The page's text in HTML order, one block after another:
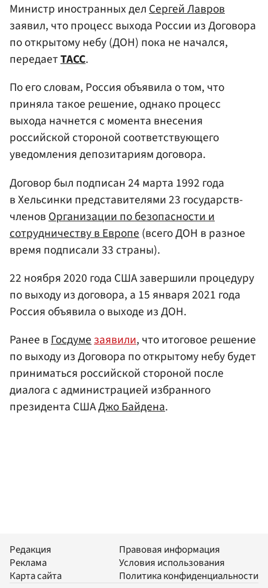
Министр иностранных делСергей Лавров
заявил, что процесс выхода России из Договора
по открытому небу (ДОН) пока не начался,
передаетТАСС.
По его словам, Россия объявила о том, что
приняла такое решение, однако процесс
выхода начнется с момента внесения
российской стороной соответствующего
уведомления депозитариям договора.
Договор был подписан 24 марта 1992 года
в Хельсинки представителями 23 государств-
членов Организации по безопасности и
сотрудничеству в Европе (всего ДОН в разное
время подписали 33 страны).
22 ноября 2020 года США завершили процедуру
по выходу из договора, а 15 января 2021 года
Россия объявила о выходе из ДОН.
Ранее вГосдумезаявили, что итоговое решение
по выходу из Договора по открытому небу будет
приниматься российской стороной после
диалога с администрацией избранного
президента СШАДжо Байдена.
Редакция
Реклама
Карта сайта
Правовая информация
Условия использования
Политика конфиденциальности